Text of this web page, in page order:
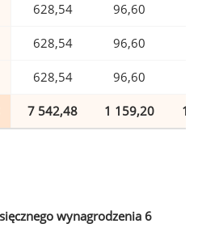
628,54 96,60
628,54 96,60
628,54 96,60
7 542,48 1 159,20 1
wynagrodzenia 6